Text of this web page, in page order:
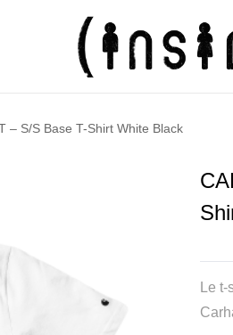
– S/S Base T-Shirt White Black
Le